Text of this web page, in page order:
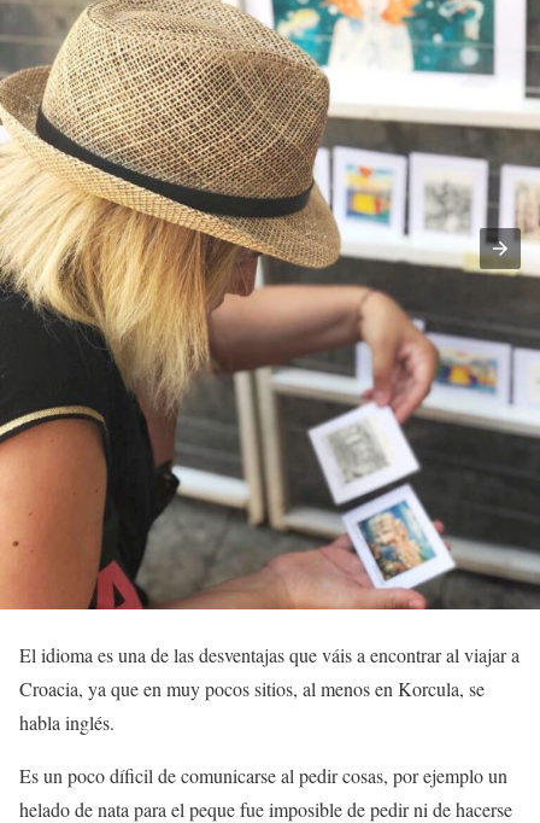
El idioma es una de las desventajas que váis a encontrar al viajar a
Croacia, ya que en muy pocos sitios, al menos en Korcula, se
habla inglés.
Es un poco díficil de comunicarse al pedir cosas, por ejemplo un
helado de nata para el peque fue imposible de pedir ni de hacerse